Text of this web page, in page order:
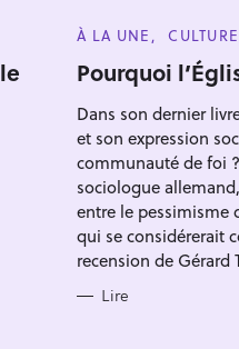
C
T
E
O
R
I
E
S
À LA UNE CULTURE
Pourquoi
Dans son dernier
et son expression
communauté de foi
sociologue
entre le pessimisme
qui se considérerait
recension de Gérard
Lire
Pour effacer la